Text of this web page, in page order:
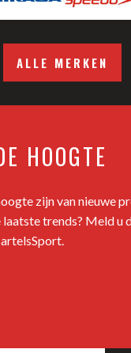
ALLE MERKEN
HOOGTE
zijn van nieuwe
trends? Meld u